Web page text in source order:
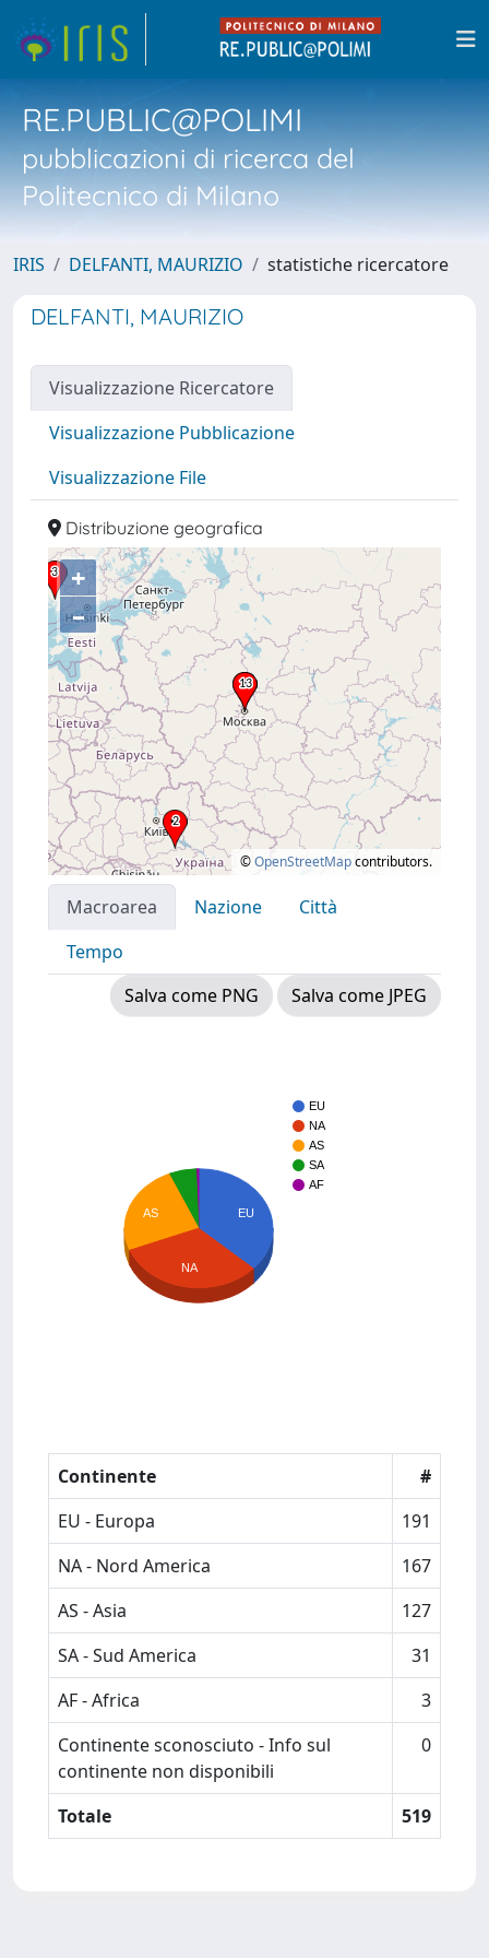
RE.PUBLIC@POLIMI
pubblicazioni di ricerca del
Politecnico di Milano
IRIS DELFANTI, MAURIZIO statistiche ricercatore
DELFANTI, MAURIZIO
Visualizzazione Ricercatore
Visualizzazione Pubblicazione
Visualizzazione File
Distribuzione geografica
+
–
©OpenStreetMapcontributors.
Macroarea Nazione
Città
Tempo
Salva come PNG
Salva come JPEG
EU
NA
AS
SA
AF
EU
AS
NA
Continente
#
EU - Europa
191
NA - Nord America
167
AS - Asia
127
SA - Sud America
31
AF - Africa
3
Continente sconosciuto - Info sul
continente non disponibili
0
Totale 519